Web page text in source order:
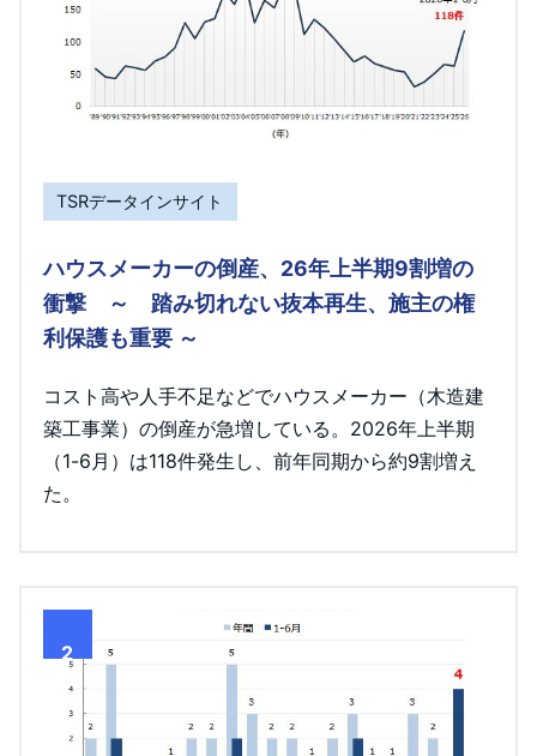
TSRデータインサイト
ハウスメーカーの倒産、26年上半期9割増の
衝撃 ～ 踏み切れない抜本再生、施主の権
利保護も重要 ～
コスト高や人手不足などでハウスメーカー（木造建
築工事業）の倒産が急増している。2026年上半期
（1-6月）は118件発生し、前年同期から約9割増え
た。
2